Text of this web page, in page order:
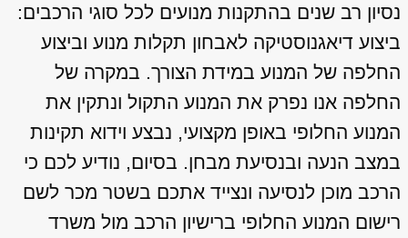
נסיון רב שנים בהתקנות מנועים לכל סוגי הרכבים:
ביצוע דיאגנוסטיקה לאבחון תקלות מנוע וביצוע
החלפה של המנוע במידת הצורך. במקרה של
החלפה אנו נפרק את המנוע התקול ונתקין את
המנוע החלופי באופן מקצועי, נבצע וידוא תקינות
במצב הנעה ובנסיעת מבחן. בסיום, נודיע לכם כי
הרכב מוכן לנסיעה ונצייד אתכם בשטר מכר לשם
רישום המנוע החלופי ברישיון הרכב מול משרד